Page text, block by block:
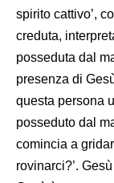
spirito cattivo’,
creduta,
posseduta dal
presenza di
questa persona
posseduto dal
comincia a
rovinarci?’.